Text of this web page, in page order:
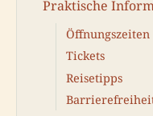
Praktische
Öffnungszeiten
Tickets
Reisetipps